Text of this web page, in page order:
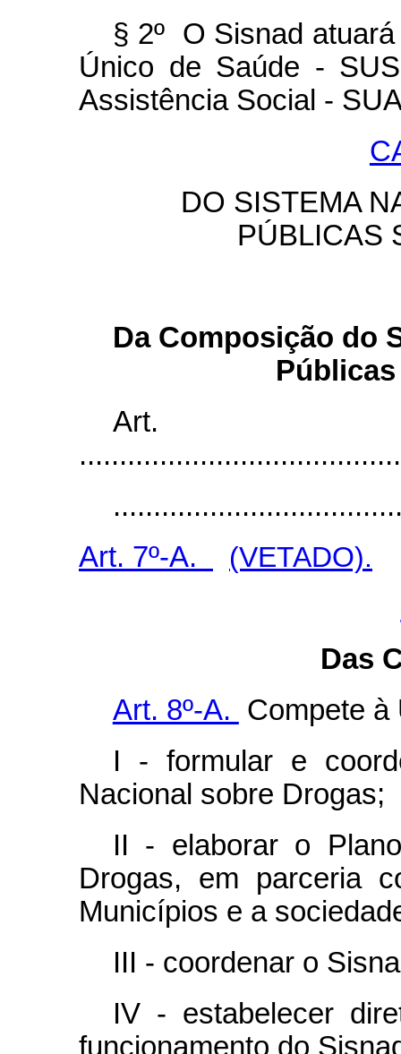
§ 2º O Sisnad
Único de Saúde -
Assistência Social -
DO SISTEMA
PÚBLICAS
Da Composição do
Art. 7º-A.
(VETADO).
Das
Art. 8º-A. Compete à
I - formular e
Nacional sobre Drogas;
II - elaborar o
Drogas, em parceria
Municípios e a
III - coordenar o
IV - estabelecer
funcionamento do